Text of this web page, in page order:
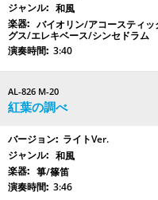
和風
バイオリン/アコースティ
グス/エレキベース/シンセドラム
3:40
AL-826 M-20
紅葉の調べ
ライトVer.
和風
箏/篠笛
3:46